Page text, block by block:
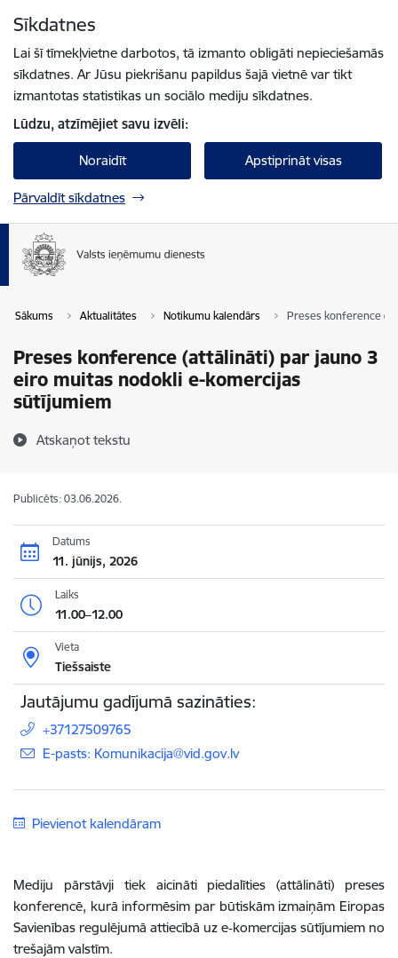
Sīkdatnes
Lai šī tīmekļvietne darbotos, tā izmanto obligāti nepieciešamās
sīkdatnes. Ar Jūsu piekrišanu papildus šajā vietnē var tikt
izmantotas statistikas un sociālo mediju sīkdatnes.
Lūdzu, atzīmējiet savu izvēli:
Noraidīt Apstiprināt visas
Pārvaldīt sīkdatnes
Sākums Aktualitātes Notikumu kalendārs Preses konference
Preses konference (attālināti) par jauno 3
eiro muitas nodokli e-komercijas
sūtījumiem
Atskaņot tekstu
Publicēts: 03.06.2026.
Datums
11. jūnijs, 2026
Laiks
11.00–12.00
Vieta
Tiešsaiste
Jautājumu gadījumā sazināties:
+37127509765
E-pasts: Komunikacija@vid.gov.lv
Pievienot kalendāram
Mediju pārstāvji tiek aicināti piedalīties (attālināti) preses
konferencē, kurā informēsim par būtiskām izmaiņām Eiropas
Savienības regulējumā attiecībā uz e‑komercijas sūtījumiem no
trešajām valstīm.